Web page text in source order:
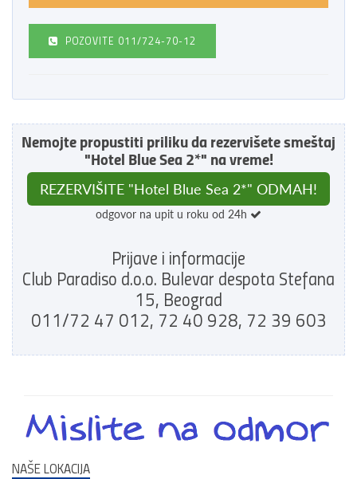
POZOVITE 011/724-70-12
Nemojte propustiti priliku da rezervišete smeštaj
"Hotel Blue Sea 2*" na vreme!
REZERVIŠITE "Hotel Blue Sea 2*" ODMAH!
odgovor na upit u roku od 24h
Prijave i informacije
Club Paradiso d.o.o. Bulevar despota Stefana
15, Beograd
011/72 47 012, 72 40 928, 72 39 603
NAŠE LOKACIJA